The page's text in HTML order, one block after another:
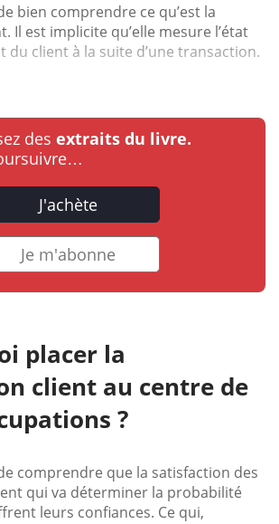
bien comprendre ce qu’est la
Il est implicite qu’elle mesure l’état
du client à la suite d’une transaction.
des extraits du livre.
J'achète
Je m'abonne
placer la
client au centre de
?
comprendre que la satisfaction des
qui va déterminer la probabilité
leurs confiances. Ce qui,